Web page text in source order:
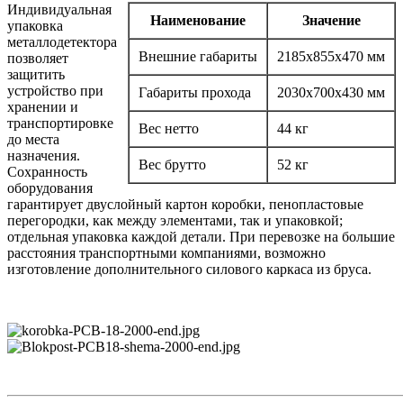
Наименование Значение
Внешние габариты 2185х855х470 мм
Габариты прохода 2030х700х430 мм
Вес нетто 44 кг
Вес брутто 52 кг
Индивидуальная
упаковка
металлодетектора
позволяет
защитить
устройство при
хранении и
транспортировке
до места
назначения.
Сохранность
оборудования
гарантирует двуслойный картон коробки, пенопластовые
перегородки, как между элементами, так и упаковкой;
отдельная упаковка каждой детали. При перевозке на большие
расстояния транспортными компаниями, возможно
изготовление дополнительного силового каркаса из бруса.